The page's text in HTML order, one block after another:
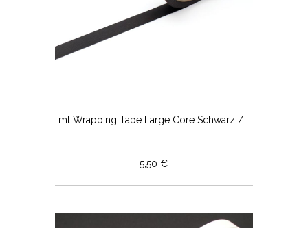
mt Wrapping Tape Large Core Schwarz /...
5,50 €